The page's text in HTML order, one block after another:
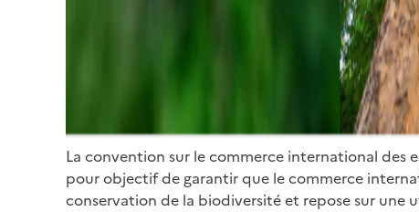
La convention sur le commerce international des
pour objectif de garantir que le commerce
conservation de la biodiversité et repose sur une